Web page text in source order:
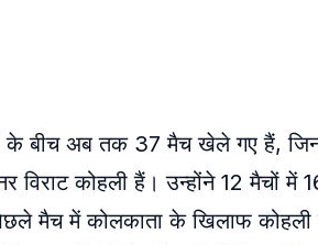
के बीच अब तक 37 मैच खेले गए हैं,
कोहली हैं। उन्होंने 12 मैचों
में कोलकाता के खिलाफ कोहली